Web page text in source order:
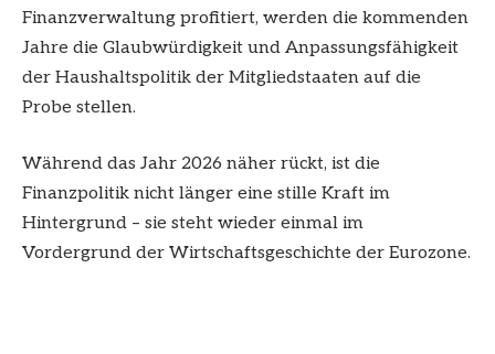
Finanzverwaltung profitiert, werden die kommenden
Jahre die Glaubwürdigkeit und Anpassungsfähigkeit
der Haushaltspolitik der Mitgliedstaaten auf die
Probe stellen.
Während das Jahr 2026 näher rückt, ist die
Finanzpolitik nicht länger eine stille Kraft im
Hintergrund – sie steht wieder einmal im
Vordergrund der Wirtschaftsgeschichte der Eurozone.